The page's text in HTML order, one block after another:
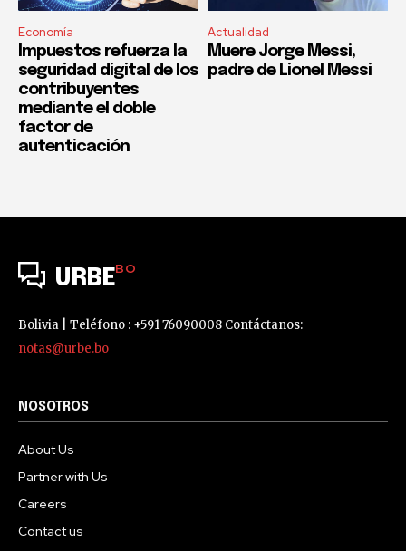
Economía
Impuestos refuerza la
seguridad digital de los
contribuyentes
mediante el doble
factor de
autenticación
Actualidad
Muere Jorge Messi,
padre de Lionel Messi
URBEBO
Bolivia | Teléfono : +591 76090008 Contáctanos:
notas@urbe.bo
NOSOTROS
About Us
Partner with Us
Careers
Contact us